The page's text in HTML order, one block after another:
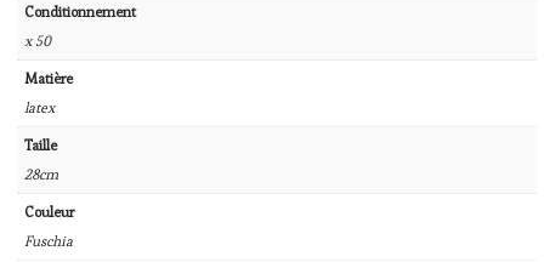
Conditionnement
x 50
Matière
latex
Taille
28cm
Couleur
Fuschia